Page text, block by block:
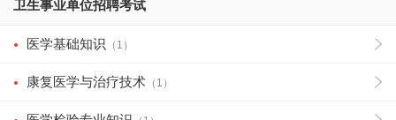
卫生事业单位招聘考试
医学基础知识 （1）
康复医学与治疗技术 （1）